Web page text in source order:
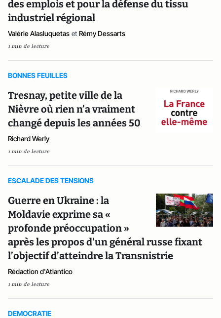
des emplois et pour la défense du tissu
industriel régional
Valérie Alasluquetas et Rémy Dessarts
1 min de lecture
BONNES FEUILLES
Tresnay, petite ville de la
Nièvre où rien n’a vraiment
changé depuis les années 50
Richard Werly
1 min de lecture
ESCALADE DES TENSIONS
Guerre en Ukraine : la
Moldavie exprime sa «
profonde préoccupation »
après les propos d'un général russe fixant
l’objectif d’atteindre la Transnistrie
Rédaction d'Atlantico
1 min de lecture
DEMOCRATIE